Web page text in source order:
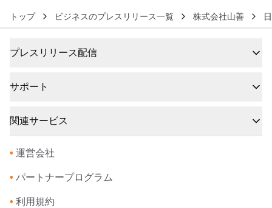
トップ ビジネスのプレスリリース一覧 株式会社山善
プレスリリース配信
サポート
関連サービス
• 運営会社
• パートナープログラム
• 利用規約